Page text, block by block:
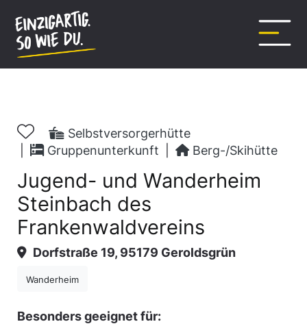
springen
Selbstversorgerhütte
Gruppenunterkunft Berg-/Skihütte
Jugend- und Wanderheim
Steinbach des
Frankenwaldvereins
Dorfstraße 19, 95179 Geroldsgrün
Wanderheim
Besonders geeignet für: